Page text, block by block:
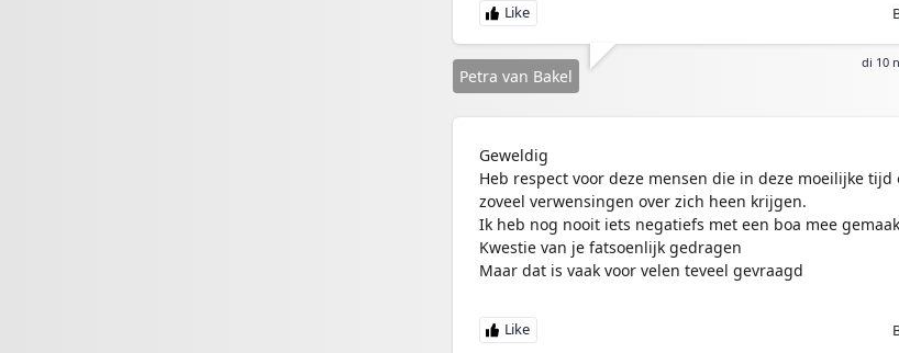
di 10
Petra van Bakel
Geweldig
Heb respect voor deze mensen die in deze moeilijke tijd
zoveel verwensingen over zich heen krijgen.
Ik heb nog nooit iets negatiefs met een boa mee
Kwestie van je fatsoenlijk gedragen
Maar dat is vaak voor velen teveel gevraagd